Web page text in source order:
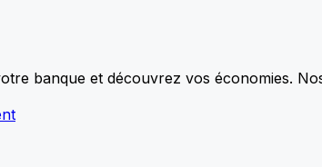
banque et découvrez vos économies.